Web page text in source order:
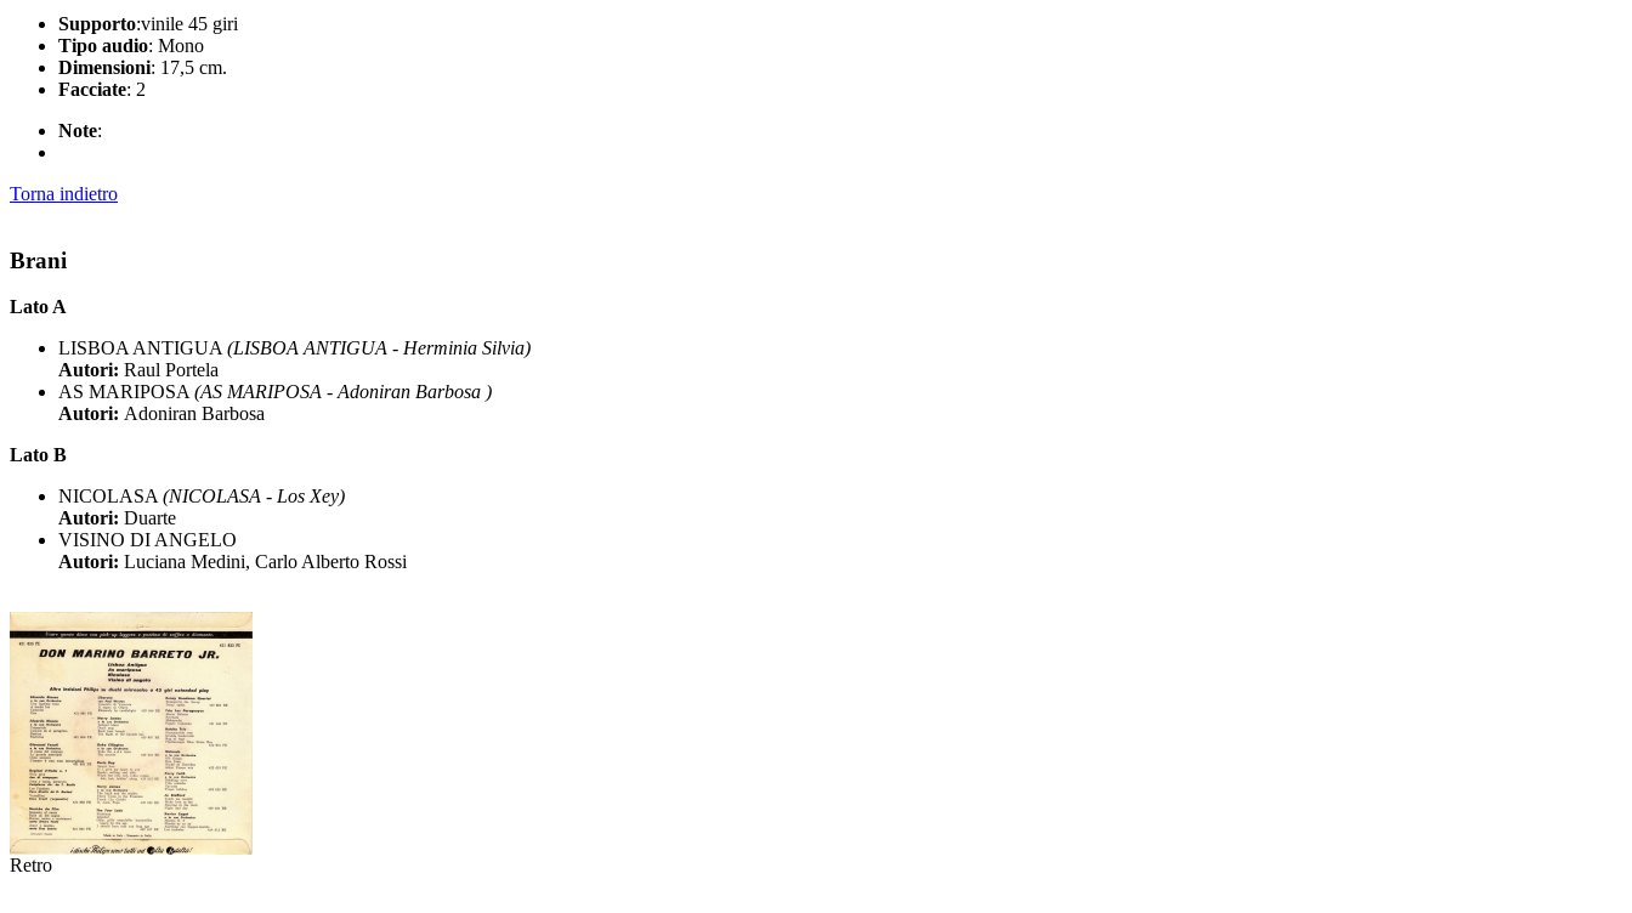
Supporto:vinile 45 giri
Tipo audio: Mono
Dimensioni: 17,5 cm.
Facciate: 2
Note:
Torna indietro
Brani
Lato A
LISBOA ANTIGUA (LISBOA ANTIGUA - Herminia Silvia)
Autori: Raul Portela
AS MARIPOSA (AS MARIPOSA - Adoniran Barbosa )
Autori: Adoniran Barbosa
Lato B
NICOLASA (NICOLASA - Los Xey)
Autori: Duarte
VISINO DI ANGELO
Autori: Luciana Medini, Carlo Alberto Rossi
Retro